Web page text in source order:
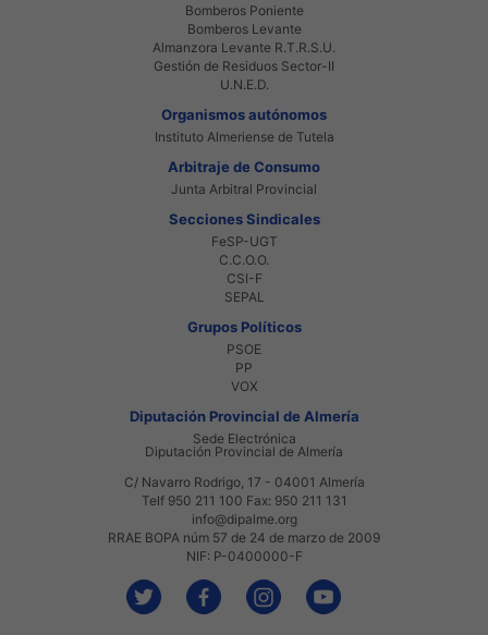
Bomberos Poniente
Bomberos Levante
Almanzora Levante R.T.R.S.U.
Gestión de Residuos Sector-II
U.N.E.D.
Organismos autónomos
Instituto Almeriense de Tutela
Arbitraje de Consumo
Junta Arbitral Provincial
Secciones Sindicales
FeSP-UGT
C.C.O.O.
CSI-F
SEPAL
Grupos Políticos
PSOE
PP
VOX
Diputación Provincial de Almería
Sede Electrónica
Diputación Provincial de Almería
C/ Navarro Rodrigo, 17 - 04001 Almería
Telf 950 211 100 Fax: 950 211 131
info@dipalme.org
RRAE BOPA núm 57 de 24 de marzo de 2009
NIF: P-0400000-F